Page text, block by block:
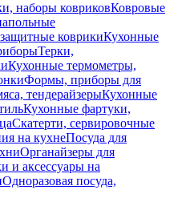
наборы ковриковКовровые
коврикиКухонные
Терки,
Кухонные термометры,
Формы, приборы для
тендерайзерыКухонные
Кухонные фартуки,
Скатерти, сервировочные
на кухнеПосуда для
Органайзеры для
и аксессуары на
Одноразовая посуда,